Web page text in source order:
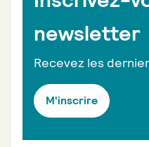
newsletter
Recevez les
M'inscrire